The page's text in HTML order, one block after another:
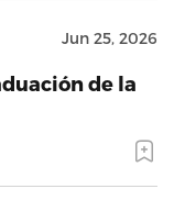
Jun 25, 2026
de la